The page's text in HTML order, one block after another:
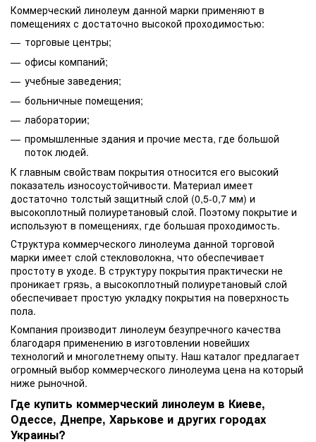
Коммерческий линолеум данной марки применяют в
помещениях с достаточно высокой проходимостью:
торговые центры;
офисы компаний;
учебные заведения;
больничные помещения;
лаборатории;
промышленные здания и прочие места, где большой
поток людей.
К главным свойствам покрытия относится его высокий
показатель износоустойчивости. Материал имеет
достаточно толстый защитный слой (0,5-0,7 мм) и
высокоплотный полиуретановый слой. Поэтому покрытие и
используют в помещениях, где большая проходимость.
Структура коммерческого линолеума данной торговой
марки имеет слой стекловолокна, что обеспечивает
простоту в уходе. В структуру покрытия практически не
проникает грязь, а высокоплотный полиуретановый слой
обеспечивает простую укладку покрытия на поверхность
пола.
Компания производит линолеум безупречного качества
благодаря применению в изготовлении новейших
технологий и многолетнему опыту. Наш каталог предлагает
огромный выбор коммерческого линолеума цена на который
ниже рыночной.
Где купить коммерческий линолеум в Киеве,
Одессе, Днепре, Харькове и других городах
Украины?